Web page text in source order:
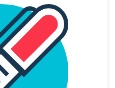
تصاویر رسمی